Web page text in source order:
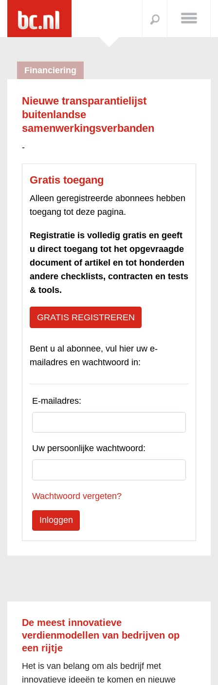
Financiering
Nieuwe transparantielijst
buitenlandse
samenwerkingsverbanden
-
Gratis toegang
Alleen geregistreerde abonnees hebben
toegang tot deze pagina.
Registratie is volledig gratis en geeft
u direct toegang tot het opgevraagde
document of artikel en tot honderden
andere checklists, contracten en tests
& tools.
GRATIS REGISTREREN
Bent u al abonnee, vul hier uw e-
mailadres en wachtwoord in:
E-mailadres:
Uw persoonlijke wachtwoord:
Wachtwoord vergeten?
De meest innovatieve
verdienmodellen van bedrijven op
een rijtje
Het is van belang om als bedrijf met
innovatieve ideeën te komen en nieuwe